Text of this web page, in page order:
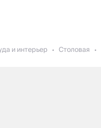
и интерьер Столовая